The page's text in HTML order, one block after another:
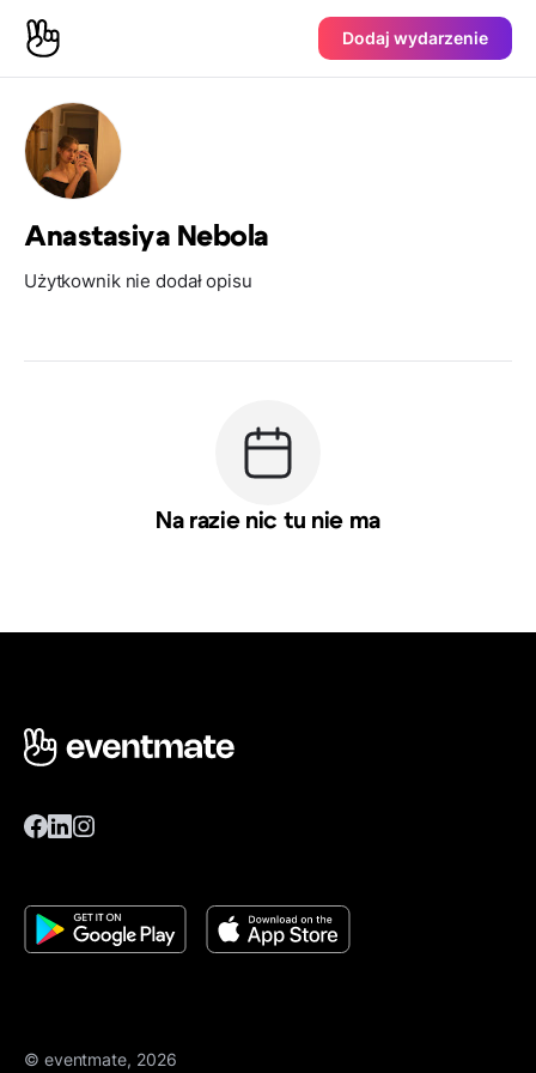
Dodaj wydarzenie
Anastasiya Nebola
Użytkownik nie dodał opisu
Na razie nic tu nie ma
© eventmate, 2026